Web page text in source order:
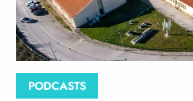
PODCASTS